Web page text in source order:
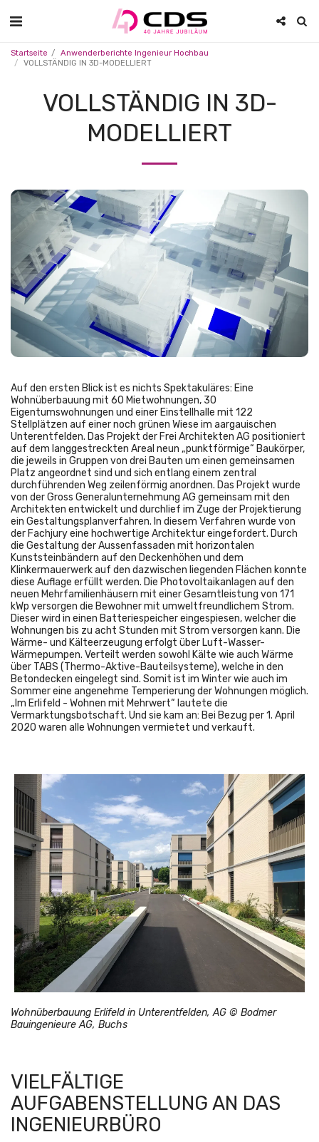
Startseite
Anwenderberichte Ingenieur Hochbau
VOLLSTÄNDIG IN 3D-MODELLIERT
VOLLSTÄNDIG IN 3D-
MODELLIERT
Auf den ersten Blick ist es nichts Spektakuläres: Eine
Wohnüberbauung mit 60 Mietwohnungen, 30
Eigentumswohnungen und einer Einstellhalle mit 122
Stellplätzen auf einer noch grünen Wiese im aargauischen
Unterentfelden. Das Projekt der Frei Architekten AG positioniert
auf dem langgestreckten Areal neun „punktförmige“ Baukörper,
die jeweils in Gruppen von drei Bauten um einen gemeinsamen
Platz angeordnet sind und sich entlang einem zentral
durchführenden Weg zeilenförmig anordnen. Das Projekt wurde
von der Gross Generalunternehmung AG gemeinsam mit den
Architekten entwickelt und durchlief im Zuge der Projektierung
ein Gestaltungsplanverfahren. In diesem Verfahren wurde von
der Fachjury eine hochwertige Architektur eingefordert. Durch
die Gestaltung der Aussenfassaden mit horizontalen
Kunststeinbändern auf den Deckenhöhen und dem
Klinkermauerwerk auf den dazwischen liegenden Flächen konnte
diese Auflage erfüllt werden. Die Photovoltaikanlagen auf den
neuen Mehrfamilienhäusern mit einer Gesamtleistung von 171
kWp versorgen die Bewohner mit umweltfreundlichem Strom.
Dieser wird in einen Batteriespeicher eingespiesen, welcher die
Wohnungen bis zu acht Stunden mit Strom versorgen kann. Die
Wärme- und Kälteerzeugung erfolgt über Luft-Wasser-
Wärmepumpen. Verteilt werden sowohl Kälte wie auch Wärme
über TABS (Thermo-Aktive-Bauteilsysteme), welche in den
Betondecken eingelegt sind. Somit ist im Winter wie auch im
Sommer eine angenehme Temperierung der Wohnungen möglich.
„Im Erlifeld - Wohnen mit Mehrwert“ lautete die
Vermarktungsbotschaft. Und sie kam an: Bei Bezug per 1. April
2020 waren alle Wohnungen vermietet und verkauft.
Wohnüberbauung Erlifeld in Unterentfelden, AG © Bodmer
Bauingenieure AG, Buchs
VIELFÄLTIGE
AUFGABENSTELLUNG AN DAS
INGENIEURBÜRO